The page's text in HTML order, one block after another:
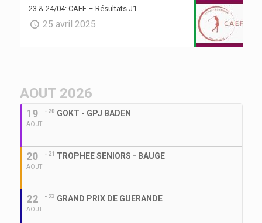
23 & 24/04: CAEF – Résultats J1
25 avril 2025
AOUT 2026
19
AOUT
- 20 GOKT - GPJ BADEN
20
AOUT
- 21 TROPHEE SENIORS - BAUGE
22
AOUT
- 23 GRAND PRIX DE GUERANDE